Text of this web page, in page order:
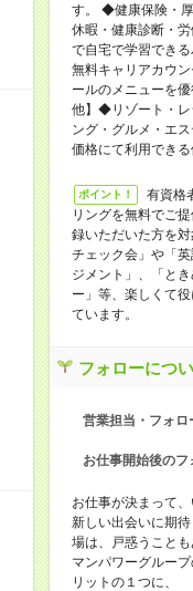
す。 ◆健康保険・
休暇・健康診断・
で自宅で学習でき
無料キャリアカウ
ールのメニューを
他】◆リゾート・レ
ング・グルメ・エ
価格にて利用でき
ポイント！
有資格
リングを無料でご
録いただいた方を
チェック会」や「
ジメント」、「と
ー」等、楽しくて
ています。
フォローにつ
営業担当・フォロ
お仕事開始後のフ
お仕事が決まって
新しい出会いに期
場は、戸惑うことも
マンパワーグルー
リットの１つに、